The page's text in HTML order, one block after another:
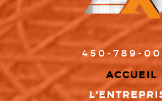
450-789-
ACCUEIL